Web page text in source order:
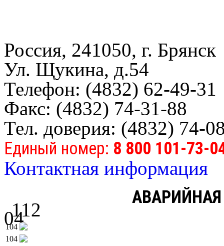
Россия, 241050, г. Брянск
Ул. Щукина, д.54
Телефон: (4832) 62-49-31
Факс: (4832) 74-31-88
Тел. доверия: (4832) 74-
Единый номер: 8 800 101-73-
Контактная информация
04
112
104
104